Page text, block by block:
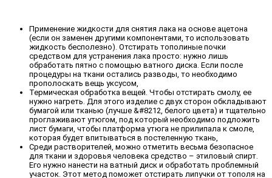
Применение жидкости для снятия лака на основе ацетона
(если он заменен другими компонентами, то использовать
жидкость бесполезно). Отстирать тополиные почки
средством для устранения лака просто: нужно лишь
обработать пятно с помощью ватного диска. Если после
процедуры на ткани остались разводы, то необходимо
прополоскать вещь уксусом,
Термическая обработка вещей. Чтобы отстирать смолу, ее
нужно нагреть. Для этого изделие с двух сторон обкладывают
бумагой или тканью (лучше &#8212, белого цвета) и тщательно
проглаживают утюгом, под который необходимо подложить
лист бумаги, чтобы платформа утюга не прилипала к смоле,
которая будет впитываться в постеленную ткань,
Среди растворителей, можно отметить весьма безопасное
для ткани и здоровья человека средство – этиловый спирт.
Его нужно нанести на ватный диск и обработать проблемный
участок. Этот метод поможет отстирать липучки от тополя на